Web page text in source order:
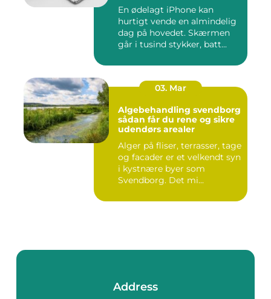
En ødelagt iPhone kan
hurtigt vende en almindelig
dag på hovedet. Skærmen
går i tusind stykker, batt...
03. Mar
Algebehandling svendborg
sådan får du rene og sikre
udendørs arealer
Alger på fliser, terrasser, tage
og facader er et velkendt syn
i kystnære byer som
Svendborg. Det mi...
Address